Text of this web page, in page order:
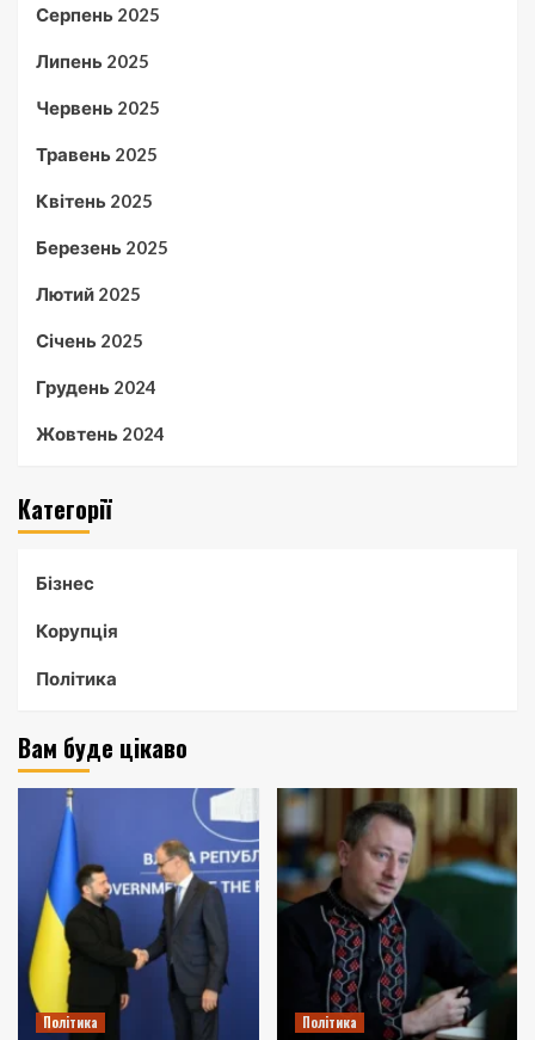
Серпень 2025
Липень 2025
Червень 2025
Травень 2025
Квітень 2025
Березень 2025
Лютий 2025
Січень 2025
Грудень 2024
Жовтень 2024
Категорії
Бізнес
Корупція
Політика
Вам буде цікаво
Політика Політика